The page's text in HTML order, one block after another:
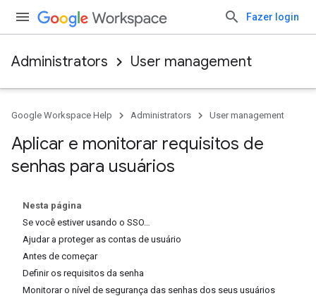
Fazer login
Administrators User management
Google Workspace Help Administrators User management
Aplicar e monitorar requisitos de
senhas para usuários
Nesta página
Se você estiver usando o SSO…
Ajudar a proteger as contas de usuário
Antes de começar
Definir os requisitos da senha
Monitorar o nível de segurança das senhas dos seus usuários